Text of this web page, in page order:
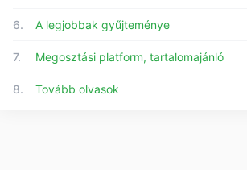
6. A legjobbak gyűjteménye
7. Megosztási platform, tartalomajánló
8. Tovább olvasok